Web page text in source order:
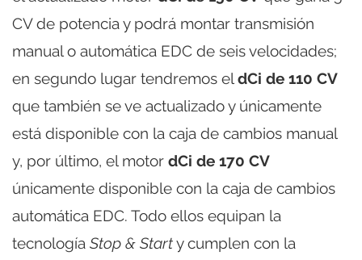
CV de potencia y podrá montar transmisión
manual o automática EDC de seis velocidades;
en segundo lugar tendremos eldCi de 110 CV
que también se ve actualizado y únicamente
está disponible con la caja de cambios manual
y, por último, el motor dCi de 170 CV
únicamente disponible con la caja de cambios
automática EDC. Todo ellos equipan la
tecnología Stop & Starty cumplen con la